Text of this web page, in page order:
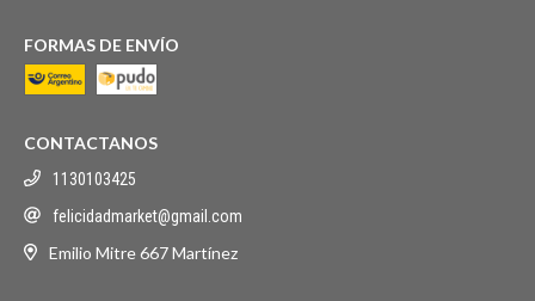
FORMAS DE ENVÍO
CONTACTANOS
1130103425
felicidadmarket@gmail.com
Emilio Mitre 667 Martínez